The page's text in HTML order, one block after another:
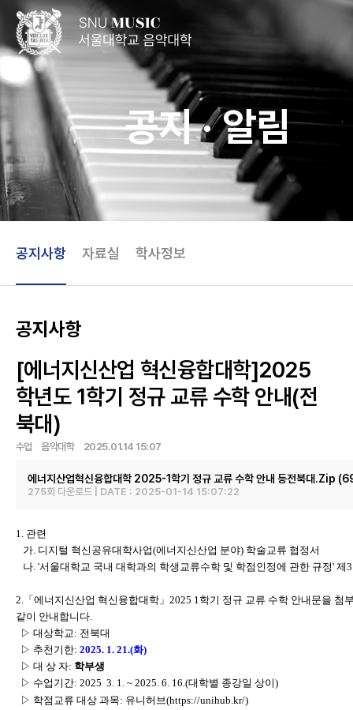
공지 · 알림
공지사항 자료실 학사정보
공지사항
[에너지신산업 혁신융합대학]2025
학년도 1학기 정규 교류 수학 안내(전
북대)
수업 음악대학 2025.01.14 15:07
에너지산업혁신융합대학 2025-1학기 정규 교류 수학 안내 등전북대.Zip
275회 다운로드 | DATE : 2025-01-14 15:07:22
1. 관련
가. 디지털 혁신공유대학사업(에너지신산업 분야) 학술교류 협정서
나. '서울대학교 국내 대학과의 학생교류수학 및 학점인정에 관한 규정' 제
2. 「에너지신산업 혁신융합대학」2025 1학기 정규 교류 수학 안내문을 첨
같이 안내합니다.
▷ 대상학교: 전북대
▷ 추천기한: 2025. 1. 21.(화)
▷ 대 상 자: 학부생
▷ 수업기간: 2025 3. 1. ~ 2025. 6. 16.(대학별 종강일 상이)
▷ 학점교류 대상 과목: 유니허브(https://unihub.kr/)